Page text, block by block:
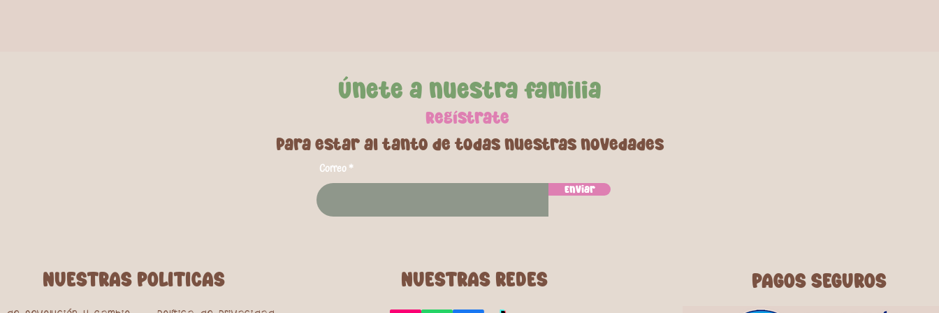
Únete a nuestra familia
Regístrate
para estar al tanto de todas nuestras novedades
Correo
Enviar
NUESTRAS POLITICAS NUESTRAS REDES PAGOS SEGUROS